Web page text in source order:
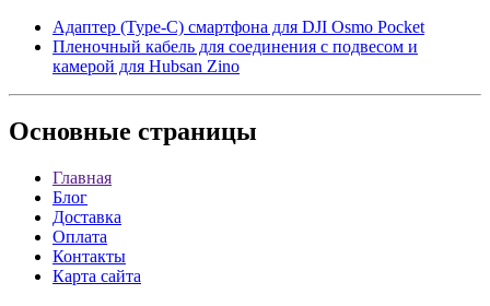
Адаптер (Type-C) смартфона для DJI Osmo Pocket
Пленочный кабель для соединения с подвесом и
камерой для Hubsan Zino
Основные страницы
Главная
Блог
Доставка
Оплата
Контакты
Карта сайта